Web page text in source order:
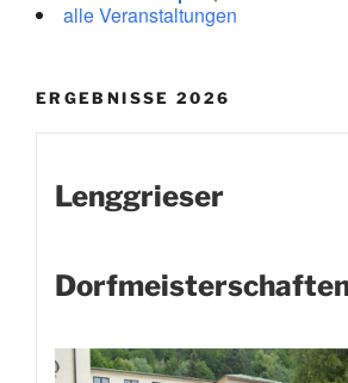
alle Veranstaltungen
ERGEBNISSE 2026
Lenggrieser